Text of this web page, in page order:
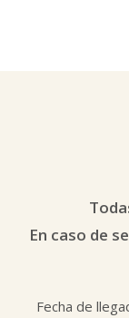
En caso de
Fecha de